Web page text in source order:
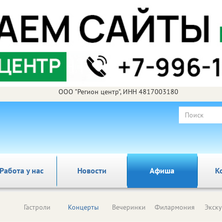
ООО "Регион центр", ИНН 4817003180
у нас Новости Афиша
Гастроли Концерты Вечеринки Филармония